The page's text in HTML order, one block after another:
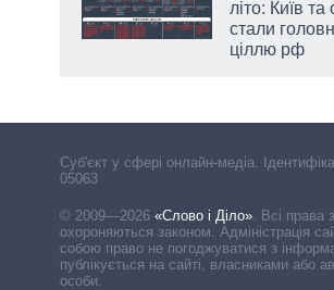
літо: Київ та
стали
ціллю рф
Cуб'єкт у сфері онлайн-медіа.
05063
© 2009—2026 «Слово і Діло»
Всі права
охороняються законом. Адміністрація
собою право не погоджуватися з
публікується на сайті, власниками або
особи.